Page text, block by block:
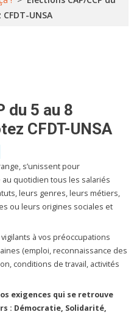
UNSA
du 5 au 8
CFDT-UNSA
s’unissent pour
quotidien tous les salariés
leurs genres, leurs métiers,
ou leurs origines sociales et
à vos préoccupations
(emploi, reconnaissance des
conditions de travail, activités
exigences qui se retrouve
: Démocratie, Solidarité,